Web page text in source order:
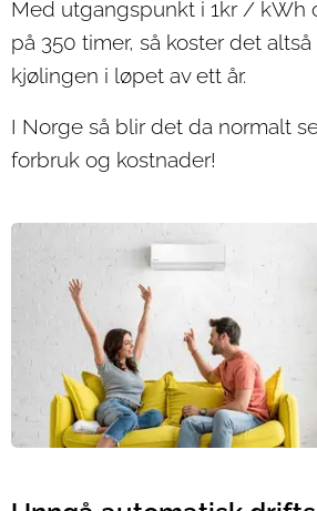
Med utgangspunkt i 1kr / kWh
på 350 timer, så koster det altså
kjølingen i løpet av ett år.
I Norge så blir det da normalt
forbruk og kostnader!